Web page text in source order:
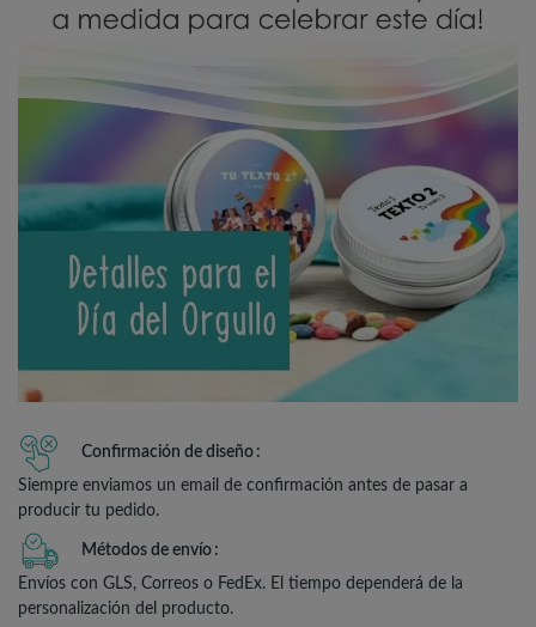
Confirmación de diseño
Siempre enviamos un email de confirmación antes de pasar a
producir tu pedido.
Métodos de envío
Envíos con GLS, Correos o FedEx. El tiempo dependerá de la
personalización del producto.